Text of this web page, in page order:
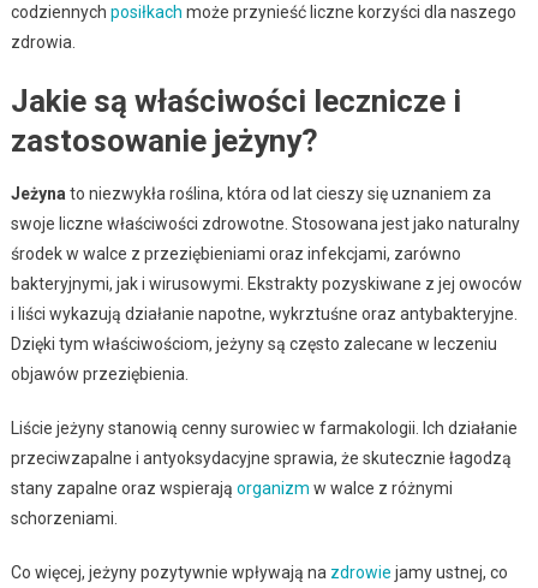
codziennych posiłkach może przynieść liczne korzyści dla naszego
zdrowia.
Jakie są właściwości lecznicze i
zastosowanie jeżyny?
Jeżyna to niezwykła roślina, która od lat cieszy się uznaniem za
swoje liczne właściwości zdrowotne. Stosowana jest jako naturalny
środek w walce z przeziębieniami oraz infekcjami, zarówno
bakteryjnymi, jak i wirusowymi. Ekstrakty pozyskiwane z jej owoców
i liści wykazują działanie napotne, wykrztuśne oraz antybakteryjne.
Dzięki tym właściwościom, jeżyny są często zalecane w leczeniu
objawów przeziębienia.
Liście jeżyny stanowią cenny surowiec w farmakologii. Ich działanie
przeciwzapalne i antyoksydacyjne sprawia, że skutecznie łagodzą
stany zapalne oraz wspierają organizm w walce z różnymi
schorzeniami.
Co więcej, jeżyny pozytywnie wpływają na zdrowie jamy ustnej, co